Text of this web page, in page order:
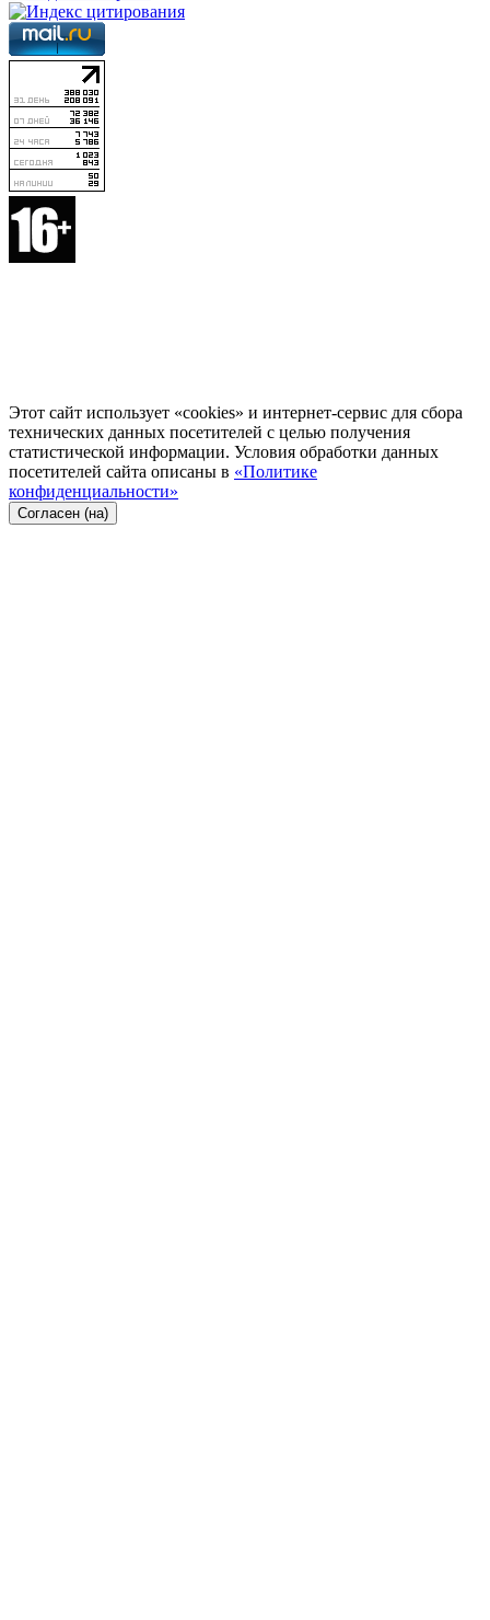
Этот сайт использует «cookies» и интернет-сервис для сбора
технических данных посетителей с целью получения
статистической информации. Условия обработки данных
посетителей сайта описаны в «Политике
конфиденциальности»
Согласен (на)